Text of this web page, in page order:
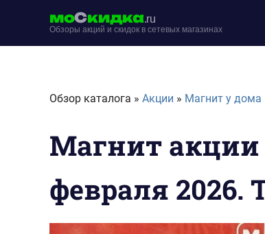
моСкидка.ru
Обзоры акций и скидок в сетевых магазинах
moskidka.ru
Обзор каталога » Акции » Магнит у дома
Магнит акции
февраля 2026.